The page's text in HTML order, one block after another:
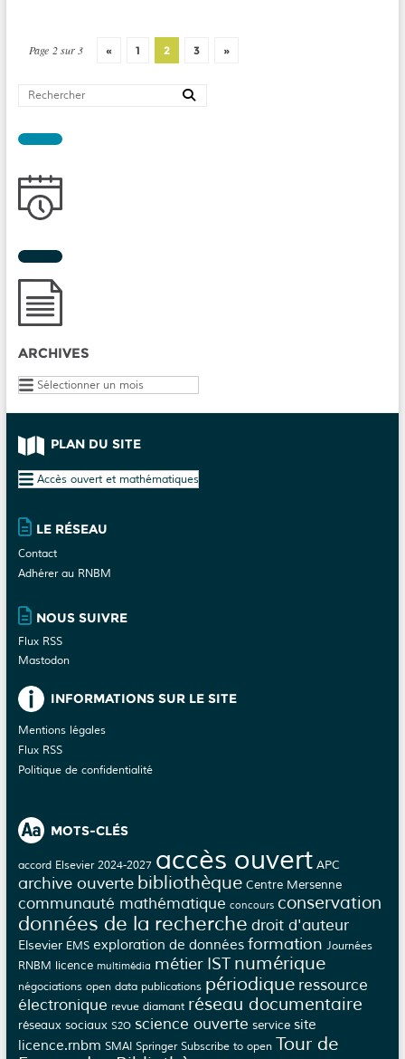
Page 2 sur 3 « 1 2 3 »
ARCHIVES
Archives
PLAN DU SITE
Plan
site
LE RÉSEAU
Contact
Adhérer au RNBM
NOUS SUIVRE
Flux RSS
Mastodon
INFORMATIONS SUR LE SITE
Mentions légales
Flux RSS
Politique de confidentialité
MOTS-CLÉS
accord Elsevier 2024-2027 accès ouvert APC
archive ouverte bibliothèque Centre Mersenne
communauté mathématique concours conservation
données de la recherche droit d'auteur
Elsevier EMS exploration de données formation Journées
RNBM licence multimédia métier IST numérique
négociations open data publications périodique ressource
électronique revue diamant réseau documentaire
réseaux sociaux S2O science ouverte service site
licence.rnbm SMAI Springer Subscribe to open Tour de